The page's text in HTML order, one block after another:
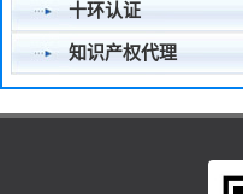
十环认证
知识产权代理